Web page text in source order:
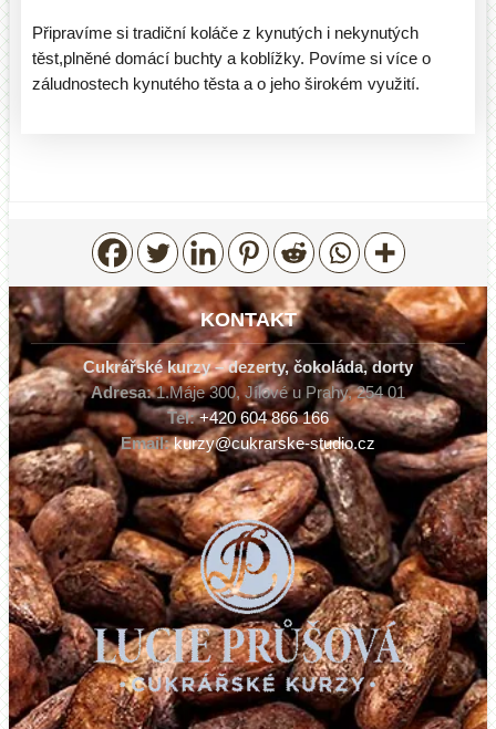
Připravíme si tradiční koláče z kynutých i nekynutých
těst,plněné domácí buchty a koblížky. Povíme si více o
záludnostech kynutého těsta a o jeho širokém využití.
KONTAKT
Cukrářské kurzy – dezerty, čokoláda, dorty
Adresa:1.Máje 300, Jílové u Prahy, 254 01
Tel: +420 604 866 166
Email: kurzy@cukrarske-studio.cz